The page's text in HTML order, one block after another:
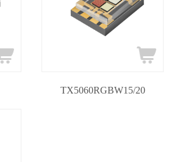
TX5060RGBW15/20